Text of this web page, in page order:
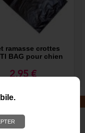
ramasse crottes
BAG pour chien
2,95 €
pour
avec votre chien